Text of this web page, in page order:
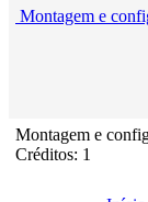
Montagem e
Montagem e
Créditos: 1